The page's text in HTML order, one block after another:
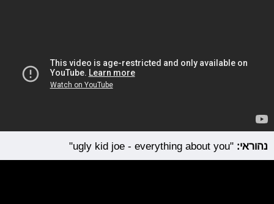
נהוראי: "ugly kid joe - everything about you"